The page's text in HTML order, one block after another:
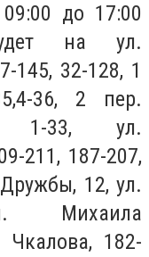
09:00 до 17:00
на ул.
145, 32-128, 1
36, 2 пер.
1-33, ул.
211, 187-207,
12, ул.
Михаила
Чкалова, 182-